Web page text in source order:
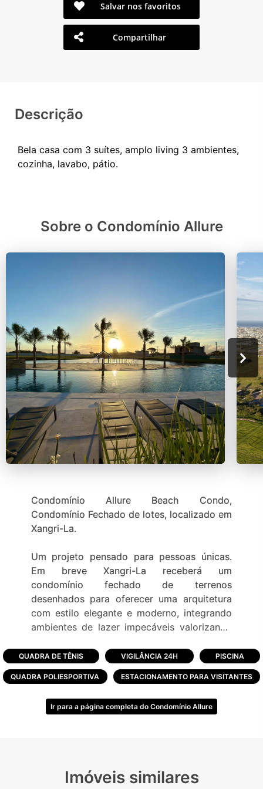
Salvar nos favoritos
Compartilhar
Descrição
Bela casa com 3 suítes, amplo living 3 ambientes,
Sobre o Condomínio Allure
Condomínio Allure Beach Condo,
Condomínio Fechado de lotes, localizado em
Xangri-La.
Um projeto pensado para pessoas únicas.
Em breve Xangri-La receberá um
condomínio fechado de terrenos
desenhados para oferecer uma arquitetura
com estilo elegante e moderno, integrando
ambientes de lazer impecáveis valorizando
Um novo conceito de Beach Condo,
inspirado em resorts e hotéis do exterior, ao
alcance de sua família.
o silêncio, tranquilidade, e segurança de um
condomínio fechado.
QUADRA DE TÊNIS VIGILÂNCIA 24H PISCINA
QUADRA POLIESPORTIVA ESTACIONAMENTO PARA VISITANTES
Ir para a página completa do Condomínio Allure
Imóveis similares